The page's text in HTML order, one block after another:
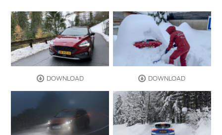
DOWNLOAD DOWNLOAD